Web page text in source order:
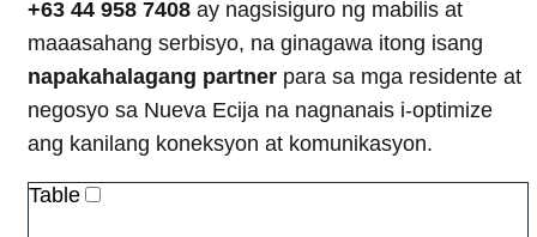
+63 44 958 7408 ay nagsisiguro ng mabilis at
maaasahang serbisyo, na ginagawa itong isang
napakahalagang partner para sa mga residente at
negosyo sa Nueva Ecija na nagnanais i-optimize
ang kanilang koneksyon at komunikasyon.
Table